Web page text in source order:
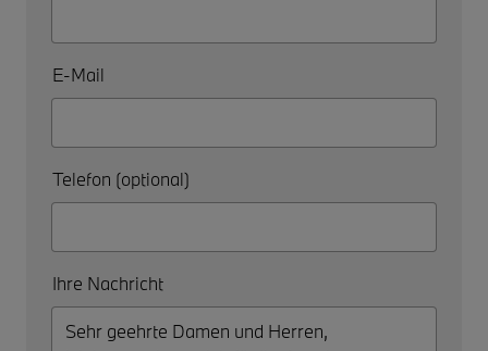
E-Mail
Telefon (optional)
Ihre Nachricht